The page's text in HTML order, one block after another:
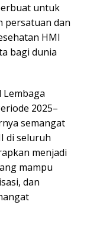
untuk
persatuan dan
HMI
bagi dunia
2025–
semangat
di seluruh
menjadi
mampu
dan